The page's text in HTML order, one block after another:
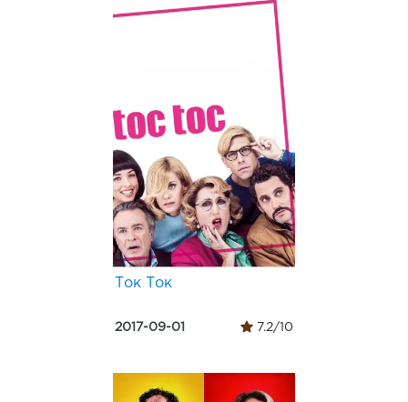
Ток Ток
2017-09-01 7.2/10